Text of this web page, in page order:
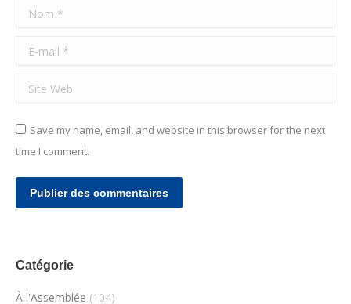
Nom *
E-mail *
Site Web
Save my name, email, and website in this browser for the next
time I comment.
Publier des commentaires
Catégorie
À l'Assemblée (104)